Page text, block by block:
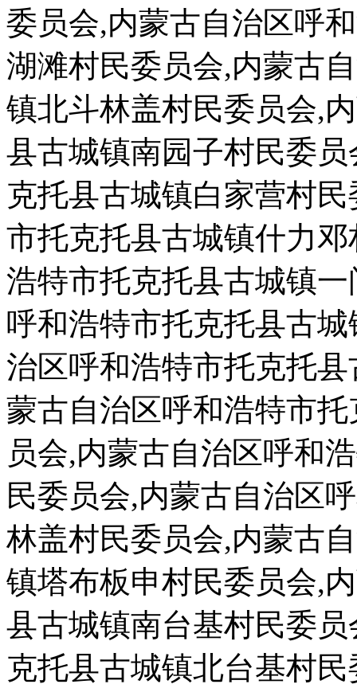
委员会,内蒙古自治区呼
湖滩村民委员会,内蒙古
镇北斗林盖村民委员会,
县古城镇南园子村民委
克托县古城镇白家营村
市托克托县古城镇什力
浩特市托克托县古城镇
呼和浩特市托克托县古
治区呼和浩特市托克托
蒙古自治区呼和浩特市
员会,内蒙古自治区呼和
民委员会,内蒙古自治区
林盖村民委员会,内蒙古
镇塔布板申村民委员会,
县古城镇南台基村民委
克托县古城镇北台基村